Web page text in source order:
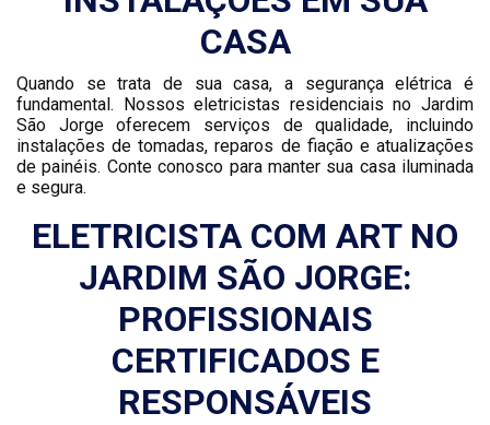
CASA
Quando se trata de sua casa, a segurança elétrica é
fundamental. Nossos eletricistas residenciais no Jardim
São Jorge oferecem serviços de qualidade, incluindo
instalações de tomadas, reparos de fiação e atualizações
de painéis. Conte conosco para manter sua casa iluminada
e segura.
ELETRICISTA COM ART NO
JARDIM SÃO JORGE:
PROFISSIONAIS
CERTIFICADOS E
RESPONSÁVEIS